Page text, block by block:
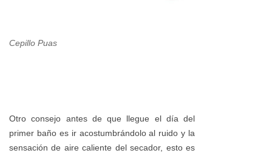
Cepillo Puas
Otro consejo antes de que llegue el día del
primer baño es ir acostumbrándolo al ruido y la
sensación de aire caliente del secador, esto es